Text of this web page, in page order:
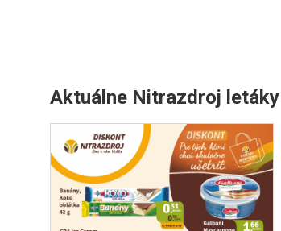
Aktuálne Nitrazdroj